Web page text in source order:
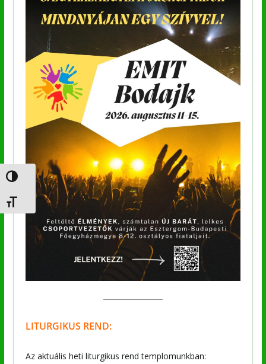
Nagy kontraszt váltása
Betűméret váltása
LITURGIKUS REND:
Az aktuális heti liturgikus rend templomunkban: